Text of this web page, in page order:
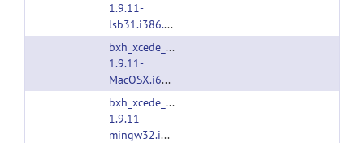
1.9.11-
lsb31.i386.tgz
bxh_xcede_tools-
1.9.11-
MacOSX.i686.tgz
bxh_xcede_tools-
1.9.11-
mingw32.i386.tgz